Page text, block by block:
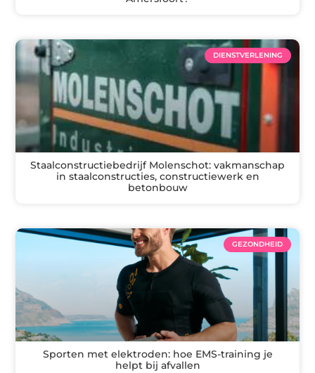
DIENSTVERLENING
Staalconstructiebedrijf Molenschot: vakmanschap
in staalconstructies, constructiewerk en
betonbouw
GEZONDHEID
Sporten met elektroden: hoe EMS-training je
helpt bij afvallen